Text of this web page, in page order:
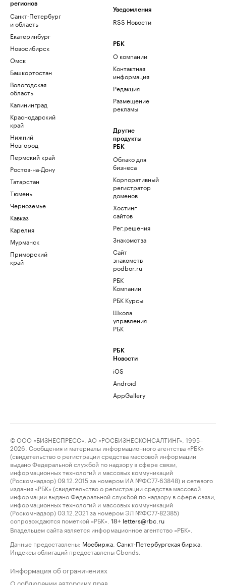
регионов
Санкт-Петербург
и область
Екатеринбург
Новосибирск
Омск
Башкортостан
Вологодская
область
Калининград
Краснодарский
край
Нижний
Новгород
Пермский край
Ростов-на-Дону
Татарстан
Тюмень
Черноземье
Кавказ
Карелия
Мурманск
Приморский
край
Уведомления
RSS Новости
РБК
О компании
Контактная
информация
Редакция
Размещение
рекламы
Другие
продукты
РБК
Облако для
бизнеса
Корпоративный
регистратор
доменов
Хостинг
сайтов
Рег.решения
Знакомства
Сайт
знакомств
podbor.ru
РБК
Компании
РБК Курсы
Школа
управления
РБК
РБК
Новости
iOS
Android
AppGallery
© ООО «БИЗНЕСПРЕСС», АО «РОСБИЗНЕСКОНСАЛТИНГ», 1995–
2026. Сообщения и материалы информационного агентства «РБК»
(свидетельство о регистрации средства массовой информации
выдано Федеральной службой по надзору в сфере связи,
информационных технологий и массовых коммуникаций
(Роскомнадзор) 09.12.2015 за номером ИА №ФС77-63848) и сетевого
издания «РБК» (свидетельство о регистрации средства массовой
информации выдано Федеральной службой по надзору в сфере связи,
информационных технологий и массовых коммуникаций
(Роскомнадзор) 03.12.2021 за номером ЭЛ №ФС77-82385)
сопровождаются пометкой «РБК».
18+ letters@rbc.ru
Владельцем сайта является информационное агентство «РБК».
Данные предоставлены: Мосбиржа Санкт-Петербургская биржа
Индексы облигаций предоставлены Cbonds.
Информация об ограничениях
О соблюдении авторских прав